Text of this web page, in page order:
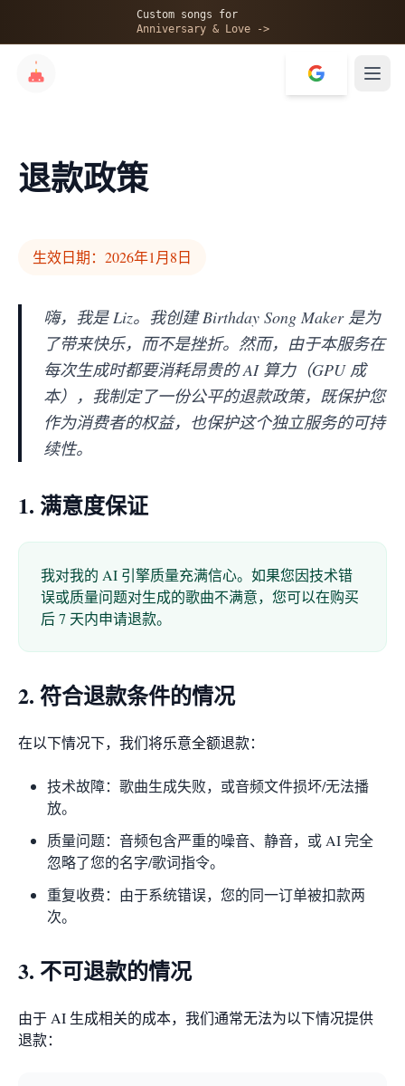
Custom songs for
Anniversary & Love ->
退款政策
生效日期：2026年1月8日
嗨，我是 Liz。我创建 Birthday Song Maker 是为
了带来快乐，而不是挫折。然而，由于本服务在
每次生成时都要消耗昂贵的 AI 算力（GPU 成
本），我制定了一份公平的退款政策，既保护您
作为消费者的权益，也保护这个独立服务的可持
续性。
1. 满意度保证
我对我的 AI 引擎质量充满信心。如果您因技术错
误或质量问题对生成的歌曲不满意，您可以在购买
后 7 天内申请退款。
2. 符合退款条件的情况
在以下情况下，我们将乐意全额退款：
技术故障：歌曲生成失败，或音频文件损坏/无法播
放。
质量问题：音频包含严重的噪音、静音，或 AI 完全
忽略了您的名字/歌词指令。
重复收费：由于系统错误，您的同一订单被扣款两
次。
3. 不可退款的情况
由于 AI 生成相关的成本，我们通常无法为以下情况提供
退款：